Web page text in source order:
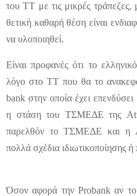
του ΤΤ με τις μικρές τράπεζες,
θετική καθαρή θέση είναι
να υλοποιηθεί.
Είναι προφανές ότι το
λόγο στο ΤΤ που θα το
bank στην οποία έχει
η στάση του ΤΣΜΕΔΕ της
παρελθόν το ΤΣΜΕΔΕ και η
πολλά σχέδια ιδιωτικοποίησης
Όσον αφορά την Probank αν